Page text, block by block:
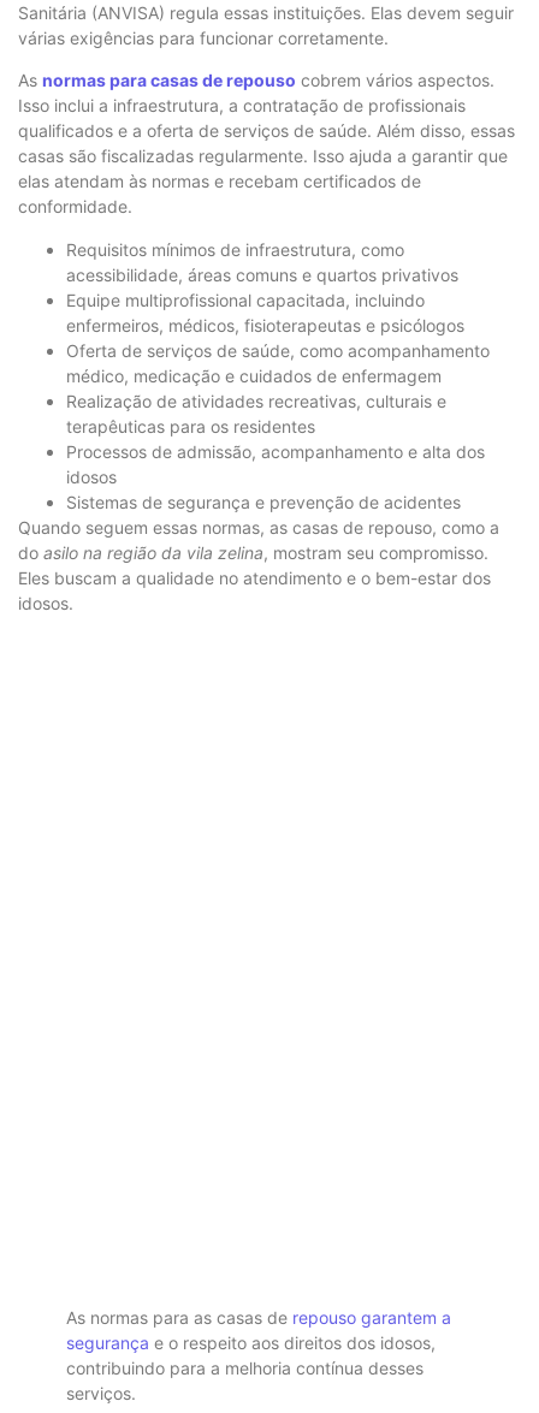
Sanitária (ANVISA) regula essas instituições. Elas devem seguir
várias exigências para funcionar corretamente.
As normas para casas de repouso cobrem vários aspectos.
Isso inclui a infraestrutura, a contratação de profissionais
qualificados e a oferta de serviços de saúde. Além disso, essas
casas são fiscalizadas regularmente. Isso ajuda a garantir que
elas atendam às normas e recebam certificados de
conformidade.
Requisitos mínimos de infraestrutura, como
acessibilidade, áreas comuns e quartos privativos
Equipe multiprofissional capacitada, incluindo
enfermeiros, médicos, fisioterapeutas e psicólogos
Oferta de serviços de saúde, como acompanhamento
médico, medicação e cuidados de enfermagem
Realização de atividades recreativas, culturais e
terapêuticas para os residentes
Processos de admissão, acompanhamento e alta dos
idosos
Sistemas de segurança e prevenção de acidentes
Quando seguem essas normas, as casas de repouso, como a
do asilo na região da vila zelina, mostram seu compromisso.
Eles buscam a qualidade no atendimento e o bem-estar dos
idosos.
As normas para as casas de repouso garantem a
segurança e o respeito aos direitos dos idosos,
contribuindo para a melhoria contínua desses
serviços.